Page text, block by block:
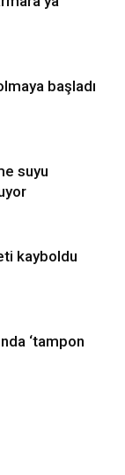
başladı
suyu
kayboldu
‘tampon